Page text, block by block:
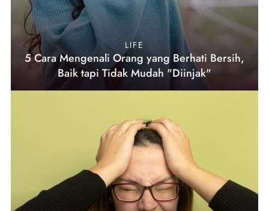
LIFE
5 Cara Mengenali Orang yang Berhati Bersih,
Baik tapi Tidak Mudah "Diinjak"